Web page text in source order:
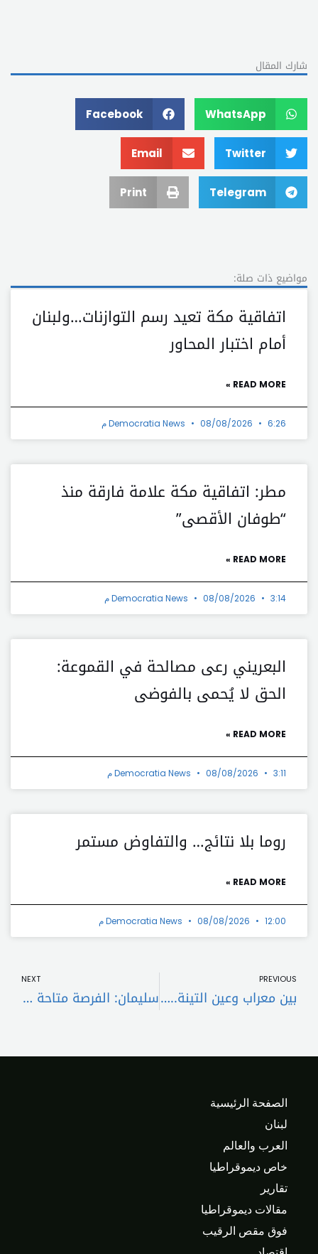
شارك المقال
WhatsApp
Facebook
Twitter
Email
Telegram
Print
مواضيع ذات صلة:
اتفاقية مكة تعيد رسم التوازنات…ولبنان
أمام اختبار المحاور
READ MORE »
Democratia News 08/08/2026 6:26 م
مطر: اتفاقية مكة علامة فارقة منذ
“طوفان الأقصى”
READ MORE »
Democratia News 08/08/2026 3:14 م
البعريني رعى مصالحة في القموعة:
الحق لا يُحمى بالفوضى
READ MORE »
Democratia News 08/08/2026 3:11 م
روما بلا نتائج… والتفاوض مستمر
READ MORE »
Democratia News 08/08/2026 12:00 م
PREVIOUS
بين معراب وعين التينة.. هل من إسم رئاسي؟
NEXT
سليمان: الفرصة متاحة أمام لبنان
الصفحة الرئيسية
لبنان
العرب والعالم
خاص ديموقراطيا
تقارير
مقالات ديموقراطيا
فوق مقص الرقيب